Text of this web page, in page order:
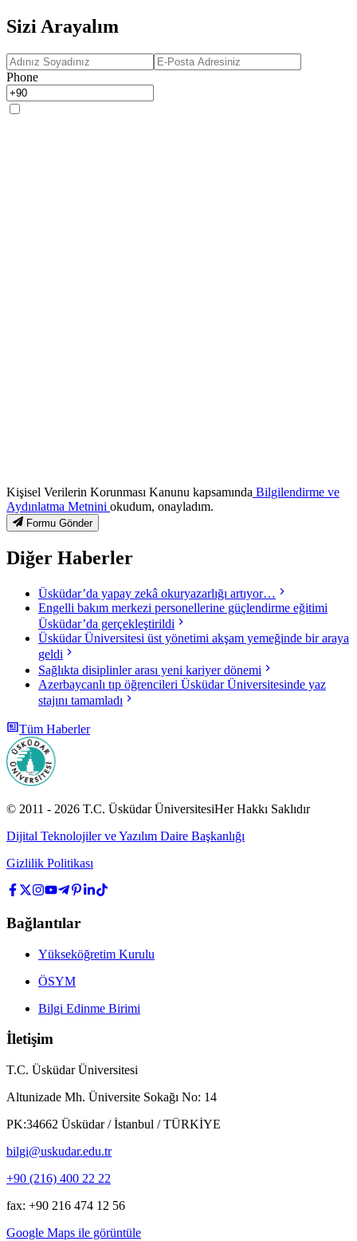
Sizi Arayalım
Phone
Kişisel Verilerin Korunması Kanunu kapsamında Bilgilendirme ve
Aydınlatma Metnini okudum, onayladım.
Formu Gönder
Diğer Haberler
Üsküdar’da yapay zekâ okuryazarlığı artıyor…
Engelli bakım merkezi personellerine güçlendirme eğitimi
Üsküdar’da gerçekleştirildi
Üsküdar Üniversitesi üst yönetimi akşam yemeğinde bir araya
geldi
Sağlıkta disiplinler arası yeni kariyer dönemi
Azerbaycanlı tıp öğrencileri Üsküdar Üniversitesinde yaz
stajını tamamladı
Tüm Haberler
© 2011 - 2026 T.C. Üsküdar ÜniversitesiHer Hakkı Saklıdır
Dijital Teknolojiler ve Yazılım Daire Başkanlığı
Gizlilik Politikası
Bağlantılar
Yükseköğretim Kurulu
ÖSYM
Bilgi Edinme Birimi
İletişim
T.C. Üsküdar Üniversitesi
Altunizade Mh. Üniversite Sokağı No: 14
PK:34662 Üsküdar / İstanbul / TÜRKİYE
bilgi@uskudar.edu.tr
+90 (216) 400 22 22
fax: +90 216 474 12 56
Google Maps ile görüntüle